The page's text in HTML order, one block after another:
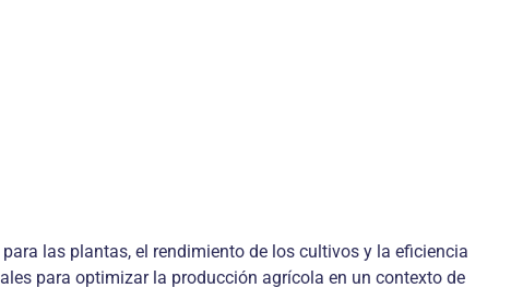
las plantas, el rendimiento de los cultivos y la eficiencia
para optimizar la producción agrícola en un contexto de